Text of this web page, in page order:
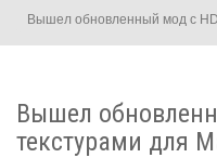
Вышел обновленный мод с
Вышел
текстурами для